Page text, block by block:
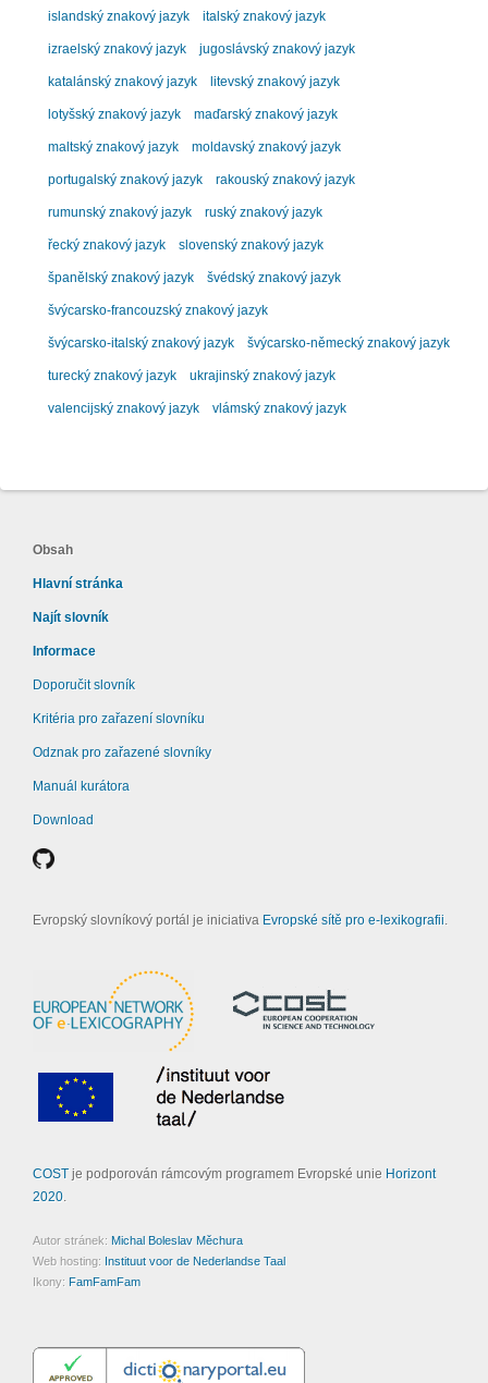
islandský znakový jazyk italský znakový jazyk
izraelský znakový jazyk jugoslávský znakový jazyk
katalánský znakový jazyk litevský znakový jazyk
lotyšský znakový jazyk maďarský znakový jazyk
maltský znakový jazyk moldavský znakový jazyk
portugalský znakový jazyk rakouský znakový jazyk
rumunský znakový jazyk ruský znakový jazyk
řecký znakový jazyk slovenský znakový jazyk
španělský znakový jazyk švédský znakový jazyk
švýcarsko-francouzský znakový jazyk
švýcarsko-italský znakový jazyk švýcarsko-německý znakový jazyk
turecký znakový jazyk ukrajinský znakový jazyk
valencijský znakový jazyk vlámský znakový jazyk
Obsah
Hlavní stránka
Najít slovník
Informace
Doporučit slovník
Kritéria pro zařazení slovníku
Odznak pro zařazené slovníky
Manuál kurátora
Download
Evropský slovníkový portál je iniciativa Evropské sítě pro e-lexikografii.
COSTje podporován rámcovým programem Evropské unie Horizont
2020.
Autor stránek: Michal Boleslav Měchura
Web hosting: Instituut voor de Nederlandse Taal
Ikony: FamFamFam